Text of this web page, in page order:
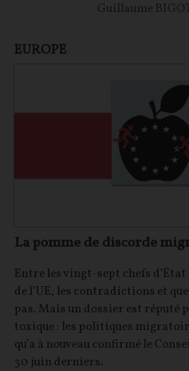
Guillaume
EUROPE
La pomme de discorde
Entre les vingt-sept chefs
de l’UE, les contradictions et
pas. Mais un dossier est réputé
toxique : les politiques
qu’a à nouveau confirmé le
30 juin derniers.